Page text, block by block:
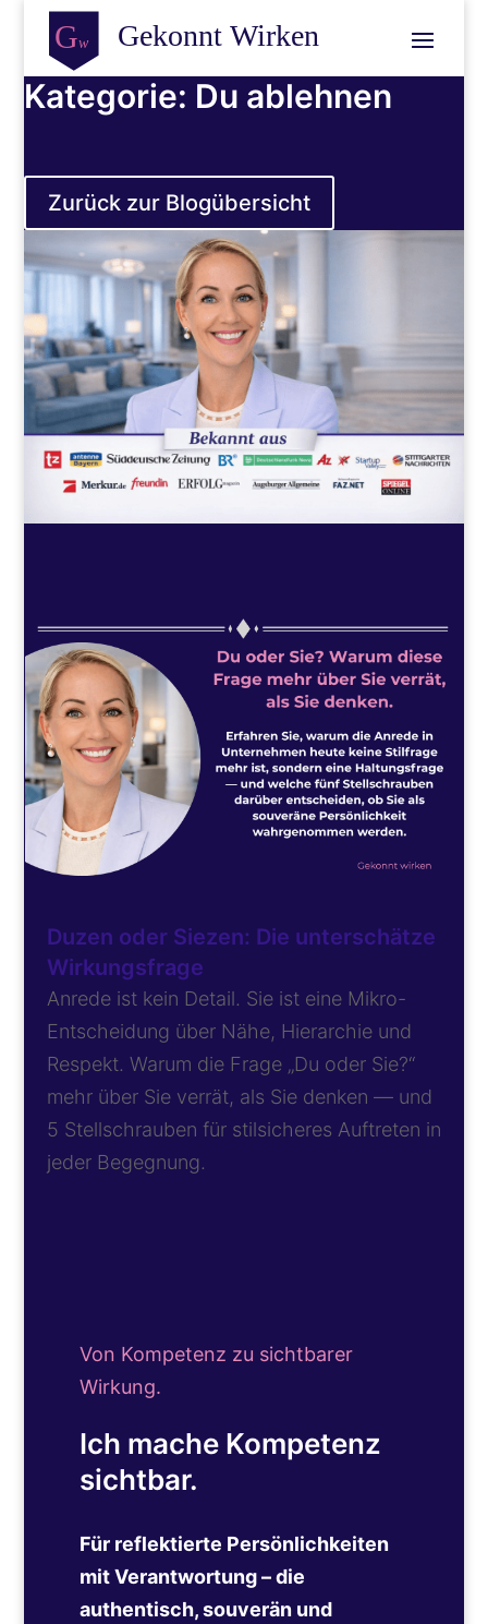
Kategorie: Du ablehnen
Zurück zur Blogübersicht
Duzen oder Siezen: Die unterschätze
Wirkungsfrage
Anrede ist kein Detail. Sie ist eine Mikro-
Entscheidung über Nähe, Hierarchie und
Respekt. Warum die Frage „Du oder Sie?“
mehr über Sie verrät, als Sie denken — und
5 Stellschrauben für stilsicheres Auftreten in
jeder Begegnung.
Von Kompetenz zu sichtbarer
Wirkung.
Ich mache Kompetenz
sichtbar.
Für reflektierte Persönlichkeiten
mit Verantwortung – die
authentisch, souverän und